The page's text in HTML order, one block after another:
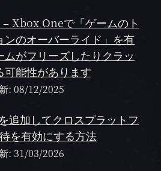
Xbox Oneで「ゲームのト
ンのオーバーライド」を有
がフリーズしたりクラッ
可能性があります
: 08/12/2025
追加してクロスプラットフ
を有効にする方法
: 31/03/2026